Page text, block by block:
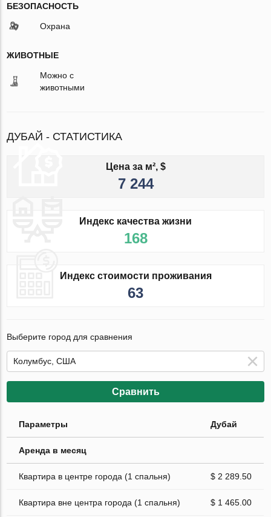
БЕЗОПАСНОСТЬ
Охрана
ЖИВОТНЫЕ
Можно с
животными
ДУБАЙ - СТАТИСТИКА
Цена за м², $
7 244
Индекс качества жизни
168
Индекс стоимости проживания
63
Выберите город для сравнения
Сравнить
Параметры Дубай
Аренда в месяц
Квартира в центре города (1 спальня) $ 2 289.50
Квартира вне центра города (1 спальня) $ 1 465.00